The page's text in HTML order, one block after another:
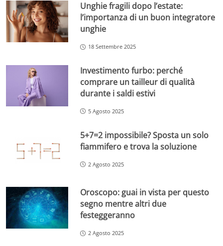
Unghie fragili dopo l’estate:
l’importanza di un buon integratore
unghie
18 Settembre 2025
Investimento furbo: perché
comprare un tailleur di qualità
durante i saldi estivi
5 Agosto 2025
5+7=2 impossibile? Sposta un solo
fiammifero e trova la soluzione
2 Agosto 2025
Oroscopo: guai in vista per questo
segno mentre altri due
festeggeranno
2 Agosto 2025